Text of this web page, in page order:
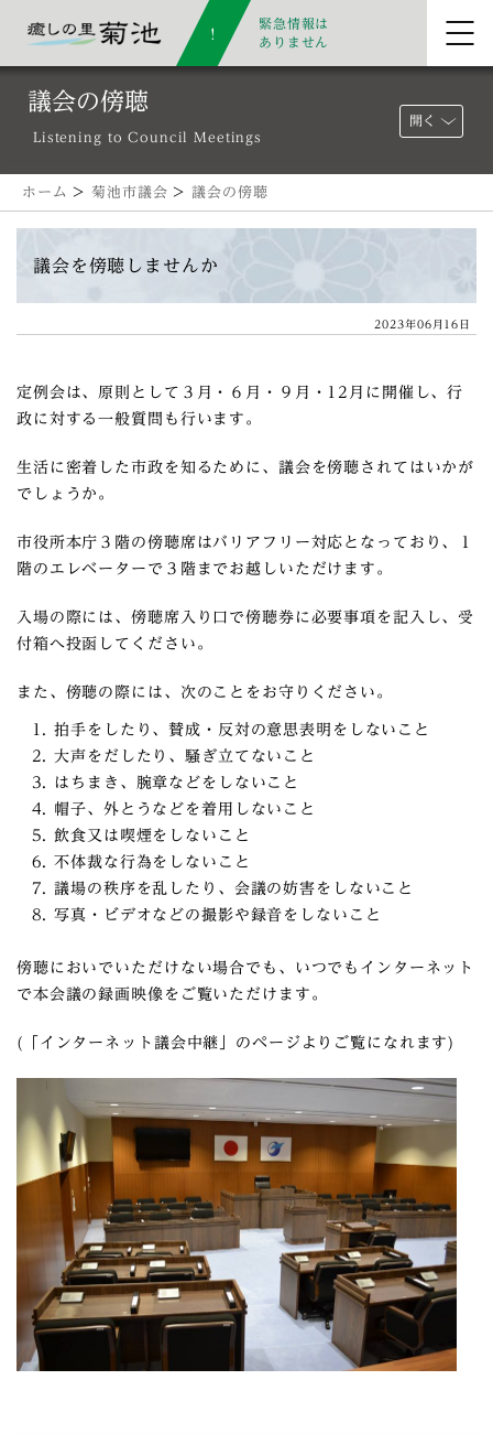
緊急情報は
ありません
議会の傍聴
Listening to Council Meetings
開く
ホーム > 菊池市議会 >議会の傍聴
議会を傍聴しませんか
2023年06月16日
定例会は、原則として３月・６月・９月・12月に開催し、行
政に対する一般質問も行います。
生活に密着した市政を知るために、議会を傍聴されてはいかが
でしょうか。
市役所本庁３階の傍聴席はバリアフリー対応となっており、１
階のエレベーターで３階までお越しいただけます。
入場の際には、傍聴席入り口で傍聴券に必要事項を記入し、受
付箱へ投函してください。
また、傍聴の際には、次のことをお守りください。
拍手をしたり、賛成・反対の意思表明をしないこと
大声をだしたり、騒ぎ立てないこと
はちまき、腕章などをしないこと
帽子、外とうなどを着用しないこと
飲食又は喫煙をしないこと
不体裁な行為をしないこと
議場の秩序を乱したり、会議の妨害をしないこと
写真・ビデオなどの撮影や録音をしないこと
傍聴においでいただけない場合でも、いつでもインターネット
で本会議の録画映像をご覧いただけます。
(「インターネット議会中継」のページよりご覧になれます)